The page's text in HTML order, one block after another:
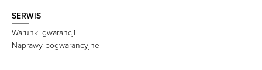
SERWIS
Warunki gwarancji
Naprawy pogwarancyjne